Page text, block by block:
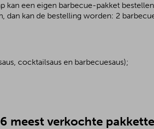
kan een eigen barbecue-pakket
dan kan de bestelling worden: 2
cocktailsaus en barbecuesaus);
meest verkochte